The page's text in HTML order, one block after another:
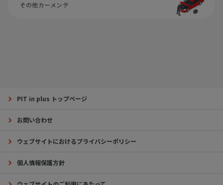
その他カーメンテ
PIT in plus トップページ
お問い合わせ
ウェブサイトにおけるプライバシーポリシー
個人情報保護方針